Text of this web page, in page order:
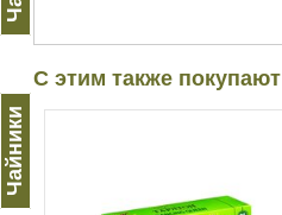
Чайники
С этим также покупают